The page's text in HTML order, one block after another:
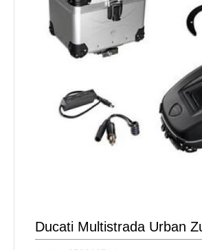
Ducati Multistrada Urban